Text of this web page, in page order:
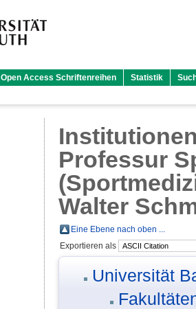
Open Access Schriftenreihen Statistik
Professur
Walter
Eine Ebene nach oben ...
Exportieren als
Universität